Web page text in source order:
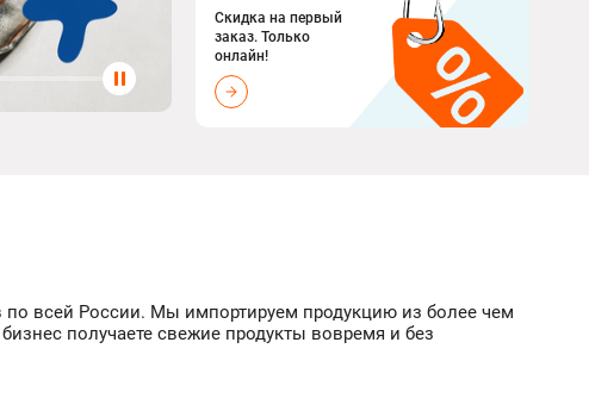
Скидка на первый
заказ. Только
онлайн!
по всей России. Мы импортируем продукцию из более чем
получаете свежие продукты вовремя и без